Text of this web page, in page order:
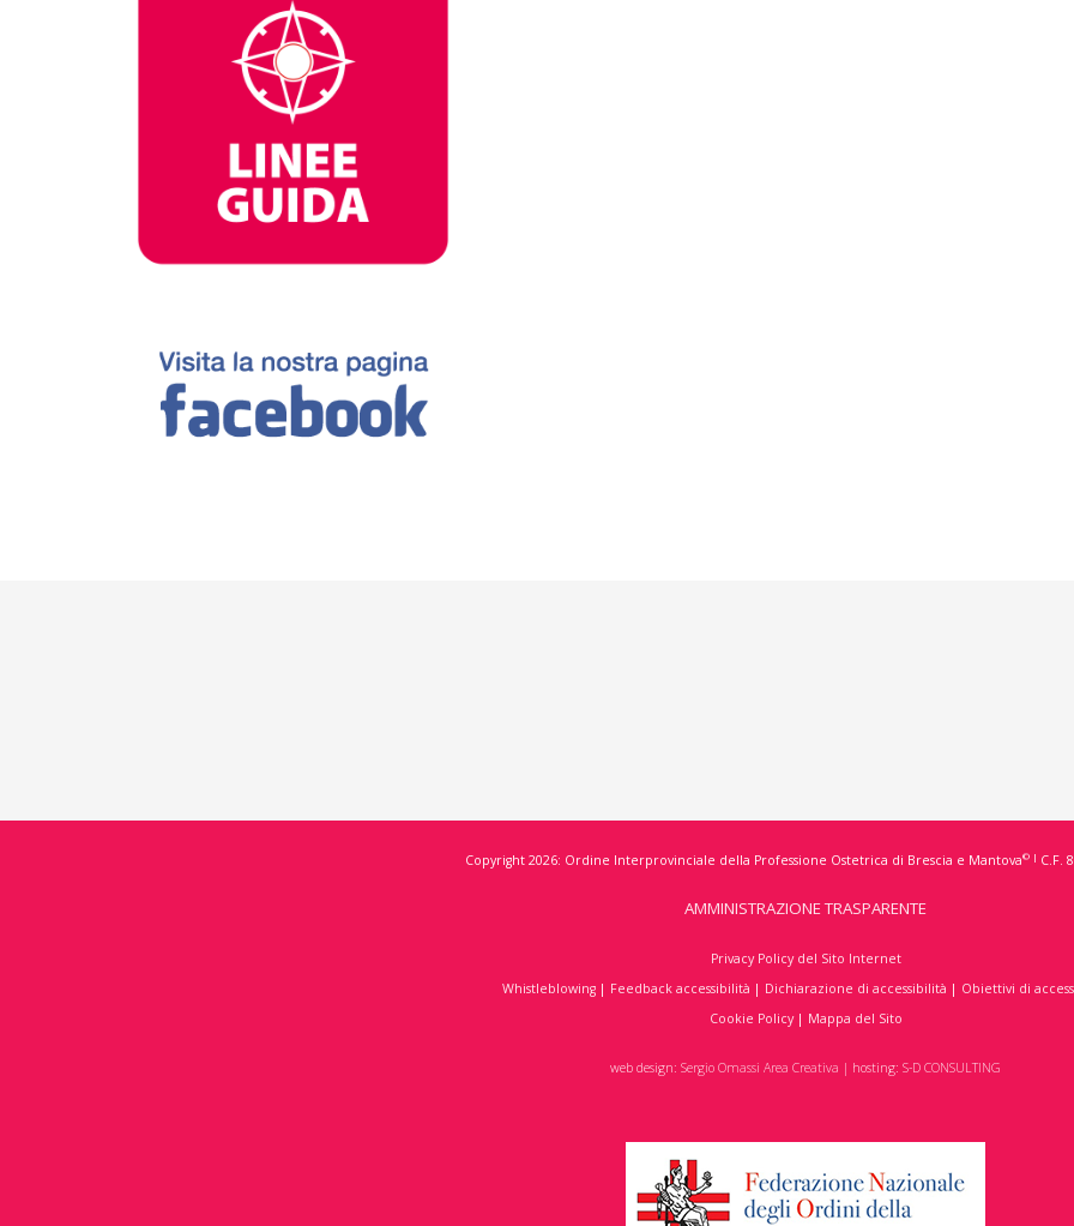
Copyright 2026: Ordine Interprovinciale della Professione Ostetrica di Brescia e Mantova© | C.F.
AMMINISTRAZIONE TRASPARENTE
Privacy Policy del Sito Internet
Whistleblowing | Feedback accessibilità | Dichiarazione di accessibilità | Obiettivi di
Cookie Policy| Mappa del Sito
web design: Sergio Omassi Area Creativa | hosting: S-D CONSULTING